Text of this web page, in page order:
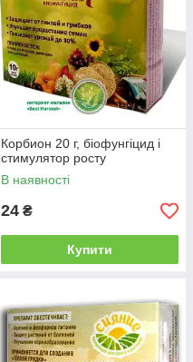
Корбион 20 г, біофунгіцид і
стимулятор росту
В наявності
24 ₴
Купити